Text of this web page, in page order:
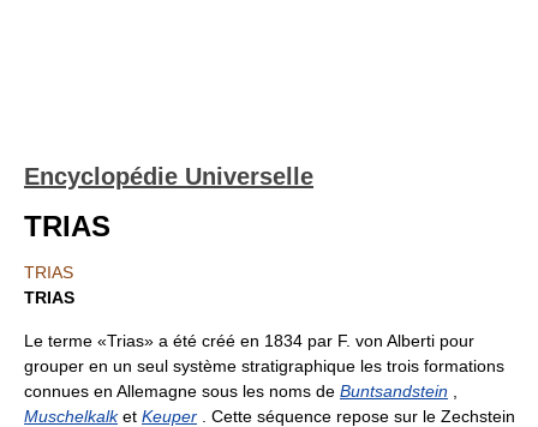
Encyclopédie Universelle
TRIAS
TRIAS
TRIAS
Le terme «Trias» a été créé en 1834 par F. von Alberti pour
grouper en un seul système stratigraphique les trois formations
connues en Allemagne sous les noms de Buntsandstein
Muschelkalket Keuper . Cette séquence repose sur le Zechstein